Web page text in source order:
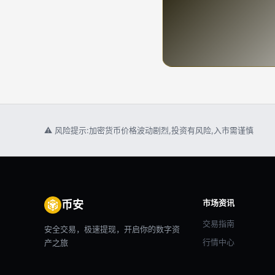
⚠ 风险提示:加密货币价格波动剧烈,投资有风险,入市需谨慎
币安
安全交易，极速提现，开启你的数字资
产之旅
市场资讯
交易指南
行情中心